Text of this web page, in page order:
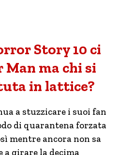
Story 10 ci
Man ma chi si
in lattice?
a stuzzicare i suoi fan
di quarantena forzata
mentre ancora non sa
girare la decima